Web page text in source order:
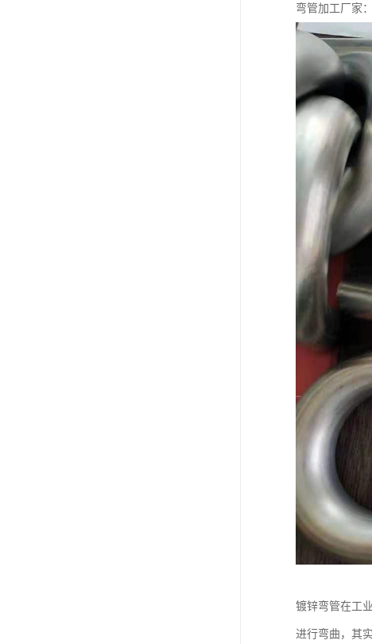
弯管加工厂家
镀锌弯管在工
进行弯曲，其